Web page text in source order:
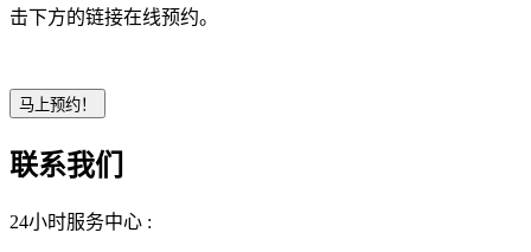
击下方的链接在线预约。
联系我们
24小时服务中心 :